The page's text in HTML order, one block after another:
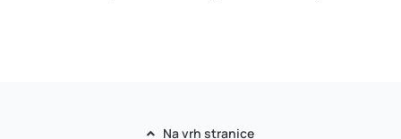
Na vrh stranice